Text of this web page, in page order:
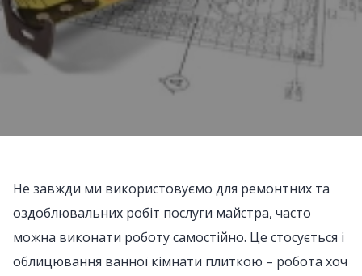
Не завжди ми використовуємо для ремонтних та
оздоблювальних робіт послуги майстра, часто
можна виконати роботу самостійно. Це стосується і
облицювання ванної кімнати плиткою – робота хоч